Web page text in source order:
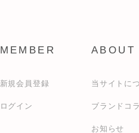
MEMBER
新規会員登録
ログイン
ABOUT
当サイトに
ブランドコ
お知らせ